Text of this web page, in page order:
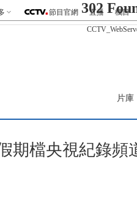
302
節目官網 直播 欄目
片庫
期檔央視紀錄頻